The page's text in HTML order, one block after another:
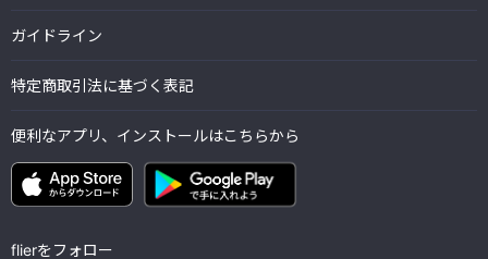
ガイドライン
特定商取引法に基づく表記
便利なアプリ、インストールはこちらから
flierをフォロー